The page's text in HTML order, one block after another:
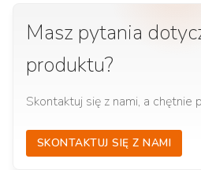
Masz pytania
produktu?
Skontaktuj się z nami, a chętnie
SKONTAKTUJ SIĘ Z NAMI